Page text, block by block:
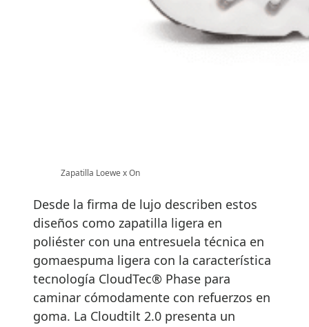
Zapatilla Loewe x On
Desde la firma de lujo describen estos
diseños como zapatilla ligera en
poliéster con una entresuela técnica en
gomaespuma ligera con la característica
tecnología CloudTec® Phase para
caminar cómodamente con refuerzos en
goma. La Cloudtilt 2.0 presenta un